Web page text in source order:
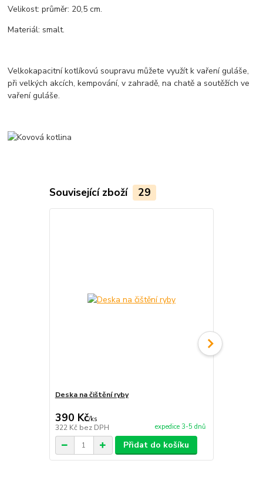
Velikost: průměr: 20,5 cm.
Materiál: smalt.
Velkokapacitní kotlíkovú soupravu můžete využít k vaření guláše,
při velkých akcích, kempování, v zahradě, na chatě a soutěžích ve
vaření guláše.
Související zboží 29
Deska na čištění ryby
390 Kč/ks
322 Kč bez DPH expedice 3-5 dnů
Přidat do košíku